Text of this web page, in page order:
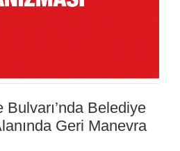
Belediye
Geri Manevra